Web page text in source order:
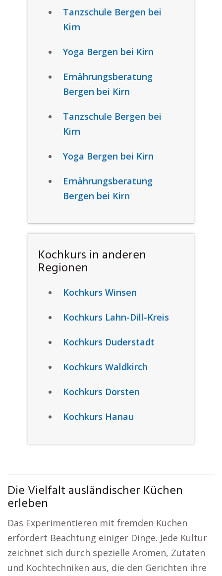
Tanzschule Bergen bei
Kirn
Yoga Bergen bei Kirn
Ernährungsberatung
Bergen bei Kirn
Tanzschule Bergen bei
Kirn
Yoga Bergen bei Kirn
Ernährungsberatung
Bergen bei Kirn
Kochkurs in anderen
Regionen
Kochkurs Winsen
Kochkurs Lahn-Dill-Kreis
Kochkurs Duderstadt
Kochkurs Waldkirch
Kochkurs Dorsten
Kochkurs Hanau
Die Vielfalt ausländischer Küchen
erleben
Das Experimentieren mit fremden Küchen
erfordert Beachtung einiger Dinge. Jede Kultur
zeichnet sich durch spezielle Aromen, Zutaten
und Kochtechniken aus, die den Gerichten ihre